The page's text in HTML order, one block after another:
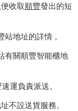
收取順豐發出的短
地址的詳情 。
有關順豐智能櫃地
運負責派送。
不設送貨服務。